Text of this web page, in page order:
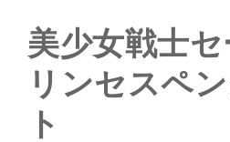
美少女戦士
リンセスペ
ト